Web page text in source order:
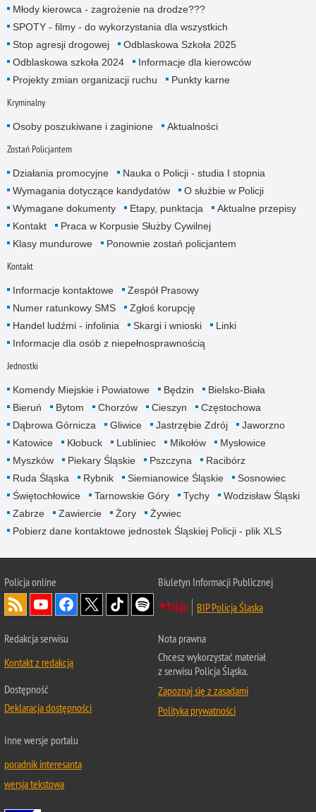
Młody kierowca - zagrożenie na drodze???
SPOTY - filmy - do wykorzystania dla wszystkich
Stop agresji drogowej
Odblaskowa Szkoła 2025
Odblaskowa szkoła 2024
Informacje dla kierowców
Projekty zmian organizacji ruchu
Punkty karne
Kryminalny
Osoby poszukiwane i zaginione Aktualności
Zostań Policjantem
Działania promocyjne
Nauka o Policji - studia I stopnia
Wymagania dotyczące kandydatów
O służbie w Policji
Wymagane dokumenty
Etapy, punktacja
Aktualne przepisy
Kontakt
Praca w Korpusie Służby Cywilnej
Klasy mundurowe
Ponownie zostań policjantem
Kontakt
Informacje kontaktowe
Zespół Prasowy
Numer ratunkowy SMS
Zgłoś korupcję
Handel ludźmi - infolinia
Skargi i wnioski
Linki
Informacje dla osób z niepełnosprawnością
Jednostki
Komendy Miejskie i Powiatowe Będzin
Bielsko-Biała
Bieruń
Bytom Chorzów Cieszyn
Częstochowa
Dąbrowa Górnicza
Gliwice Jastrzębie Zdrój
Jaworzno
Katowice
Kłobuck Lubliniec Mikołów
Mysłowice
Myszków
Piekary Śląskie Pszczyna
Racibórz
Ruda Śląska
Rybnik Siemianowice Śląskie
Sosnowiec
Świętochłowice
Tarnowskie Góry Tychy
Wodzisław Śląski
Zabrze
Zawiercie Żory
Żywiec
Pobierz dane kontaktowe jednostek Śląskiej Policji - plik XLS
Policja online
Biuletyn Informacji Publicznej
BIP Policja Śląska
Redakcja serwisu
Kontakt z redakcją
Dostępność
Deklaracja dostępności
Nota prawna
Chcesz wykorzystać materiał
z serwisu Policja Śląska.
Zapoznaj się z zasadami
Polityka prywatności
Inne wersje portalu
poradnik interesanta
wersja tekstowa